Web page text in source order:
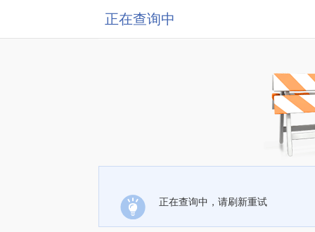
正在查询中
正在查询中，请刷新重试